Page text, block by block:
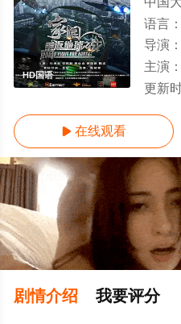
HD国语
语言：
导演：
主演：
更新
 在线观看
剧情介绍 我要评分